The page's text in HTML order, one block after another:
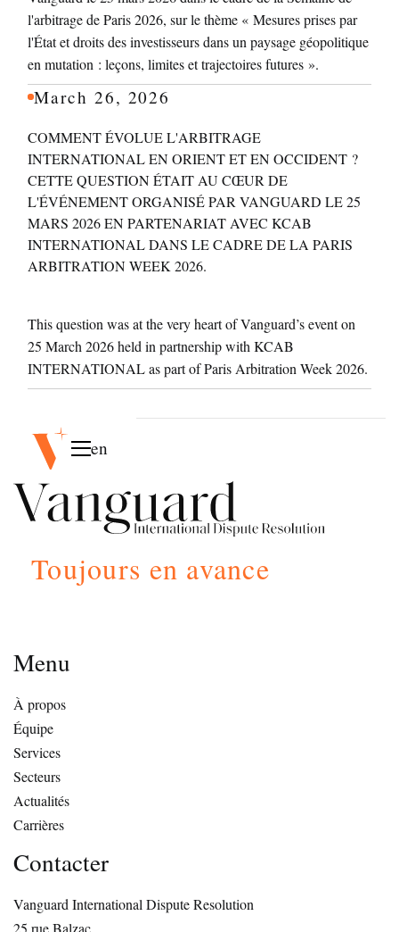
l'arbitrage de Paris 2026, sur le thème « Mesures prises par
l'État et droits des investisseurs dans un paysage géopolitique
en mutation : leçons, limites et trajectoires futures ».
March 26, 2026
COMMENT ÉVOLUE L'ARBITRAGE
INTERNATIONAL EN ORIENT ET EN OCCIDENT ?
CETTE QUESTION ÉTAIT AU CŒUR DE
L'ÉVÉNEMENT ORGANISÉ PAR VANGUARD LE 25
MARS 2026 EN PARTENARIAT AVEC KCAB
INTERNATIONAL DANS LE CADRE DE LA PARIS
ARBITRATION WEEK 2026.
This question was at the very heart of Vanguard’s event on
25 March 2026 held in partnership with KCAB
INTERNATIONAL as part of Paris Arbitration Week 2026.
en
Toujours en avance
Menu
À propos
Équipe
Services
Secteurs
Actualités
Carrières
Contacter
Vanguard International Dispute Resolution
25 rue Balzac